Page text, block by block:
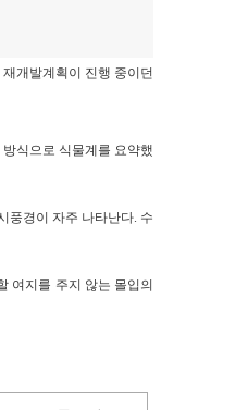
개발계획이 진행 중이던
식으로 식물계를 요약했
풍경이 자주 나타난다. 수
여지를 주지 않는 몰입의